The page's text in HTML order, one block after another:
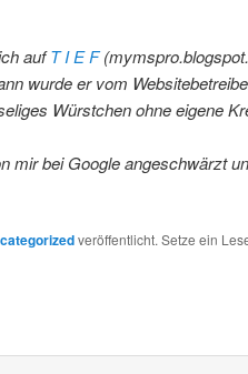
aufT I E F
wurde er vom
Würstchen ohne eigene
mir bei Google angeschwärzt
veröffentlicht. Setze ein